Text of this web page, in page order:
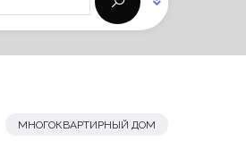
МНОГОКВАРТИРНЫЙ ДОМ